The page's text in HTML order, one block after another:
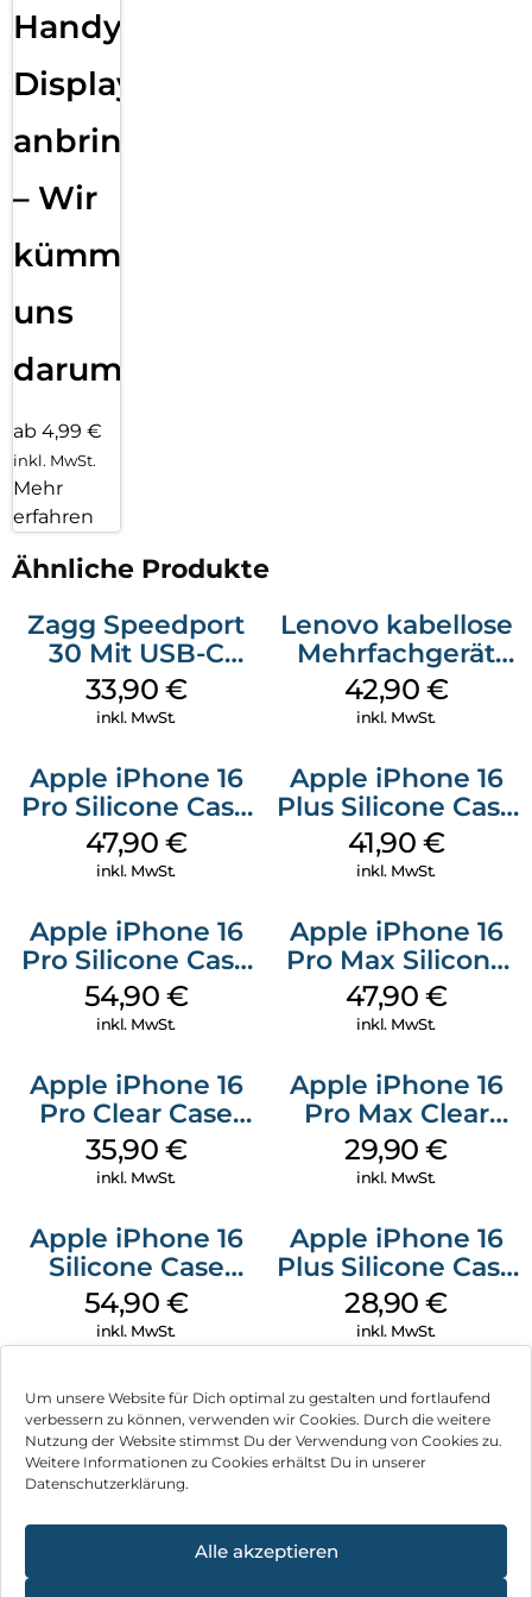
Um unsere Website für Dich optimal zu gestalten und fortlaufend
verbessern zu können, verwenden wir Cookies. Durch die weitere
Nutzung der Website stimmst Du der Verwendung von Cookies zu.
Weitere Informationen zu Cookies erhältst Du in unserer
Datenschutzerklärung.
Alle akzeptieren
Handy
Displayfolie
anbringen
– Wir
kümmern
uns
darum!
ab 4,99 €
inkl. MwSt.
Mehr
erfahren
Ähnliche Produkte
Zagg Speedport
30 Mit USB-C
Kabel Weiß
33,90 €
inkl. MwSt.
Lenovo kabellose
Mehrfachgerät
Luna Grey
42,90 €
inkl. MwSt.
Apple iPhone 16
Pro Silicone Case
MagSafe Denim
47,90 €
inkl. MwSt.
Apple iPhone 16
Plus Silicone Case
MagSafe Stone
Gray
41,90 €
inkl. MwSt.
Apple iPhone 16
Pro Silicone Case
MagSafe Black
54,90 €
inkl. MwSt.
Apple iPhone 16
Pro Max Silicone
Case MagSafe
Black
47,90 €
inkl. MwSt.
Apple iPhone 16
Pro Clear Case
MagSafe
Transparent
35,90 €
inkl. MwSt.
Apple iPhone 16
Pro Max Clear
Case MagSafe
Transparent
29,90€
inkl. MwSt.
Apple iPhone 16
Silicone Case
MagSafe Lake
Green
54,90 €
inkl. MwSt.
Apple iPhone 16
Plus Silicone Case
MagSafe Black
28,90€
inkl. MwSt.
Impressum